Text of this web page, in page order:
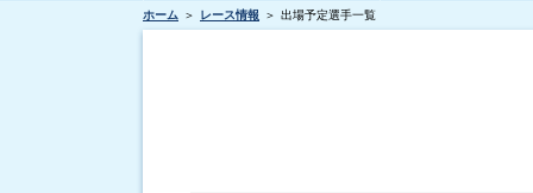
シリーズインデックス
ホーム レース情報 出場予定選手一覧